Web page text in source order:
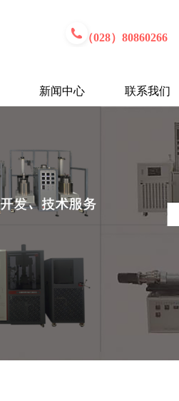
（028）80860266
新闻中心 联系我们